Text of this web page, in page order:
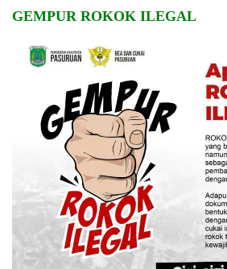
GEMPUR ROKOK ILEGAL